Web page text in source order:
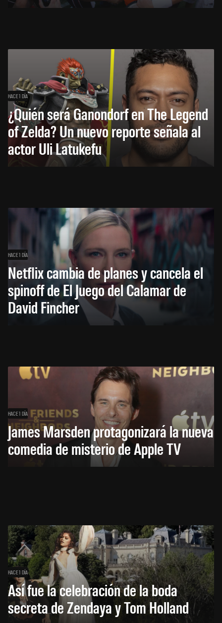
HACE 1 DÍA
¿Quién será Ganondorf en The Legend
of Zelda? Un nuevo reporte señala al
actor Uli Latukefu
HACE 1 DÍA
Netflix cambia de planes y cancela el
spinoff de El Juego del Calamar de
David Fincher
HACE 1 DÍA
James Marsden protagonizará la nueva
comedia de misterio de Apple TV
HACE 1 DÍA
Así fue la celebración de la boda
secreta de Zendaya y Tom Holland